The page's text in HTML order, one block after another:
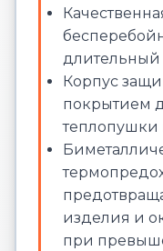
длительный
Корпус
покрытием
изделия и
при